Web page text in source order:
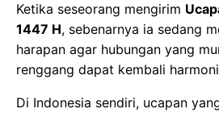
Ketika seseorang mengirim
1447 H, sebenarnya ia sedang
harapan agar hubungan yang
renggang dapat kembali
Di Indonesia sendiri, ucapan